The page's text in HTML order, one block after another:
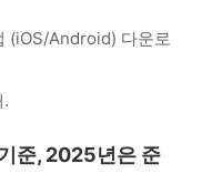
(iOS/Android) 다운로
준, 2025년은 준